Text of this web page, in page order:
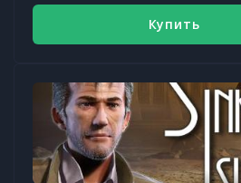
Купить